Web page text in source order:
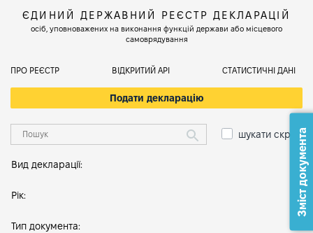
ЄДИНИЙ ДЕРЖАВНИЙ РЕЄСТР ДЕКЛАРАЦІЙ
осіб, уповноважених на виконання функцій держави або місцевого
самоврядування
ПРО РЕЄСТР ВІДКРИТИЙ АРІ СТАТИСТИЧНІ ДАНІ
Подати декларацію
шукати скрізь
Вид декларації:
Рік:
Тип документа:
Зміст документа